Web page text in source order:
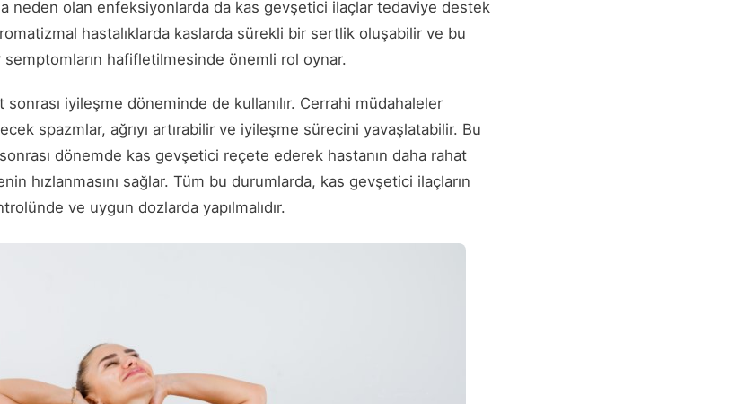
neden olan enfeksiyonlarda da kas gevşetici ilaçlar tedaviye destek
romatizmal hastalıklarda kaslarda sürekli bir sertlik oluşabilir ve bu
hafifletilmesinde önemli rol oynar.
iyileşme döneminde de kullanılır. Cerrahi müdahaleler
spazmlar, ağrıyı artırabilir ve iyileşme sürecini yavaşlatabilir. Bu
dönemde kas gevşetici reçete ederek hastanın daha rahat
hızlanmasını sağlar. Tüm bu durumlarda, kas gevşetici ilaçların
ve uygun dozlarda yapılmalıdır.